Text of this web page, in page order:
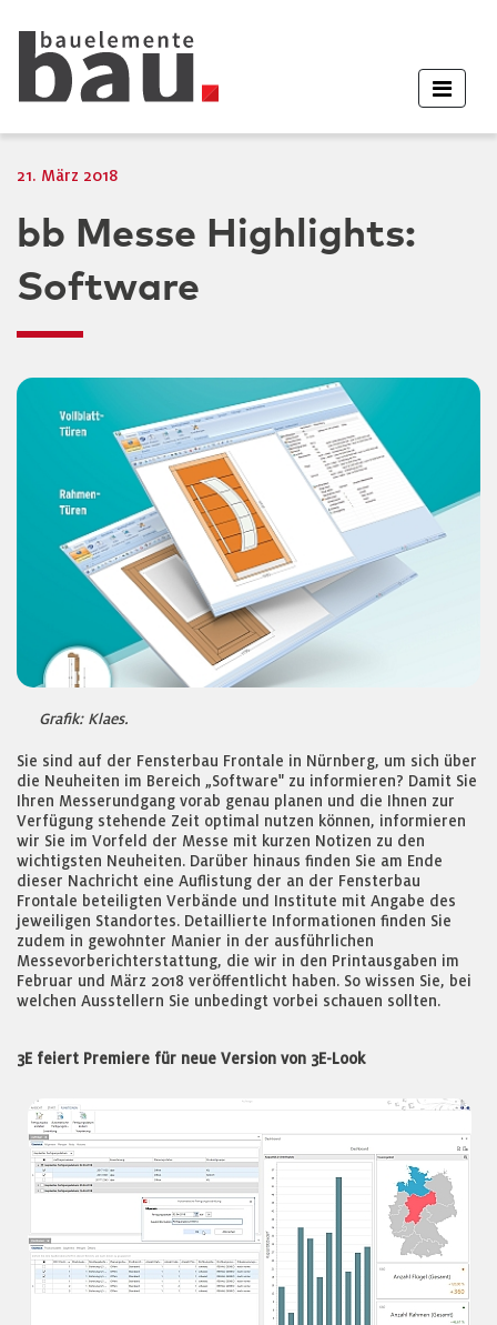
21. März 2018
bb Messe Highlights:
Software
Grafik: Klaes.
Sie sind auf der Fensterbau Frontale in Nürnberg, um sich über
die Neuheiten im Bereich „Software" zu informieren? Damit Sie
Ihren Messerundgang vorab genau planen und die Ihnen zur
Verfügung stehende Zeit optimal nutzen können, informieren
wir Sie im Vorfeld der Messe mit kurzen Notizen zu den
wichtigsten Neuheiten. Darüber hinaus finden Sie am Ende
dieser Nachricht eine Auflistung der an der Fensterbau
Frontale beteiligten Verbände und Institute mit Angabe des
jeweiligen Standortes. Detaillierte Informationen finden Sie
zudem in gewohnter Manier in der ausführlichen
Messevorberichterstattung, die wir in den Printausgaben im
Februar und März 2018 veröffentlicht haben. So wissen Sie, bei
welchen Ausstellern Sie unbedingt vorbei schauen sollten.
3E feiert Premiere für neue Version von 3E-Look